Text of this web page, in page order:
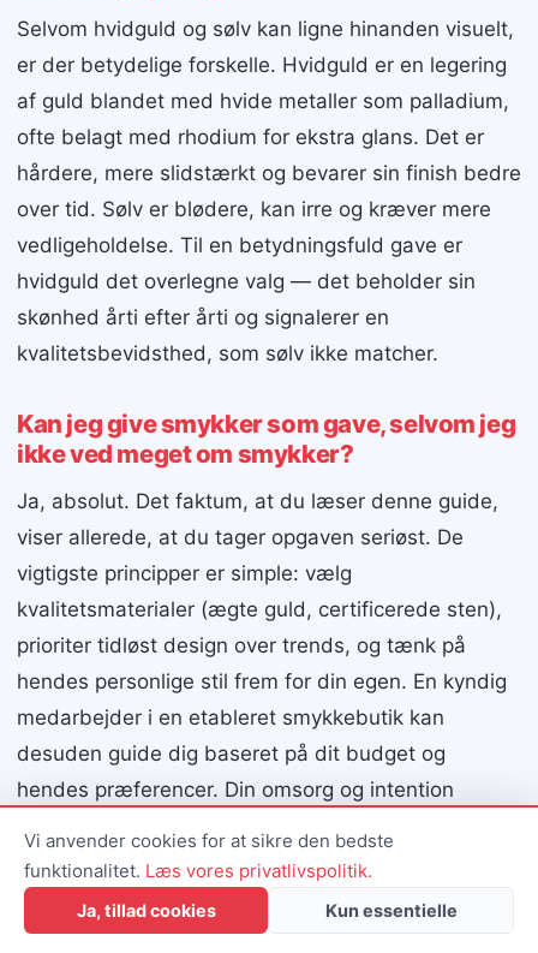
Selvom hvidguld og sølv kan ligne hinanden visuelt,
er der betydelige forskelle. Hvidguld er en legering
af guld blandet med hvide metaller som palladium,
ofte belagt med rhodium for ekstra glans. Det er
hårdere, mere slidstærkt og bevarer sin finish bedre
over tid. Sølv er blødere, kan irre og kræver mere
vedligeholdelse. Til en betydningsfuld gave er
hvidguld det overlegne valg — det beholder sin
skønhed årti efter årti og signalerer en
kvalitetsbevidsthed, som sølv ikke matcher.
Kan jeg give smykker som gave, selvom jeg
ikke ved meget om smykker?
Ja, absolut. Det faktum, at du læser denne guide,
viser allerede, at du tager opgaven seriøst. De
vigtigste principper er simple: vælg
kvalitetsmaterialer (ægte guld, certificerede sten),
prioriter tidløst design over trends, og tænk på
hendes personlige stil frem for din egen. En kyndig
medarbejder i en etableret smykkebutik kan
desuden guide dig baseret på dit budget og
hendes præferencer. Din omsorg og intention
Vi anvender cookies for at sikre den bedste
funktionalitet. Læs vores privatlivspolitik.
Ja, tillad cookies Kun essentielle